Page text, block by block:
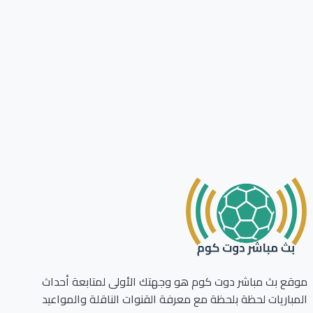
بث مباشر دوت كوم هو وجهتك الأولى لمتابعة أحداث
لحظة بلحظة مع معرفة القنوات الناقلة والمواعيد